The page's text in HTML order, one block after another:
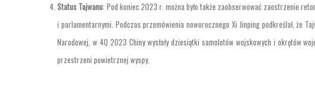
Status Tajwanu: Pod koniec 2023 r. można było także zaobserwować zaostrzenie
i parlamentarnymi. Podczas przemówienia noworocznego Xi Jinping podkreślał, że
Narodowej, w 4Q 2023 Chiny wysłały dziesiątki samolotów wojskowych i okrętów
przestrzeni powietrznej wyspy.